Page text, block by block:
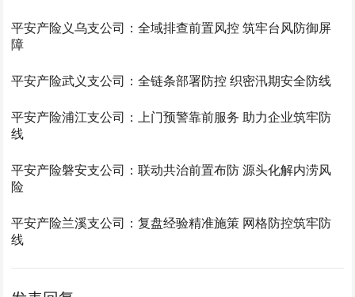
平安产险义乌支公司：全域排查前置风控 筑牢台风防御屏
障
平安产险武义支公司：全链条部署防控 织密汛期安全防线
平安产险浦江支公司：上门预警靠前服务 助力企业筑牢防
线
平安产险磐安支公司：联动共治前置布防 源头化解内涝风
险
平安产险兰溪支公司：复盘经验精准施策 网格防控筑牢防
线